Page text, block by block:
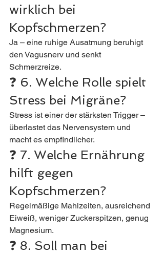
wirklich bei
Kopfschmerzen?
Ja – eine ruhige Ausatmung beruhigt
den Vagusnerv und senkt
Schmerzreize.
❓ 6. Welche Rolle spielt
Stress bei Migräne?
Stress ist einer der stärksten Trigger –
überlastet das Nervensystem und
macht es empfindlicher.
❓ 7. Welche Ernährung
hilft gegen
Kopfschmerzen?
Regelmäßige Mahlzeiten, ausreichend
Eiweiß, weniger Zuckerspitzen, genug
Magnesium.
❓ 8. Soll man bei